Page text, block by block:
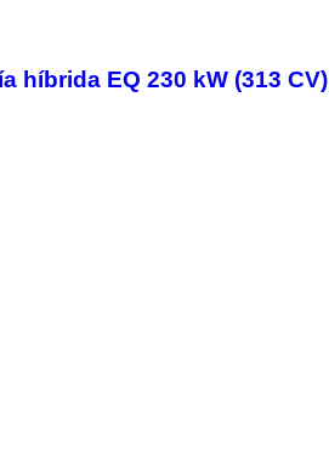
híbrida EQ 230 kW (313 CV)